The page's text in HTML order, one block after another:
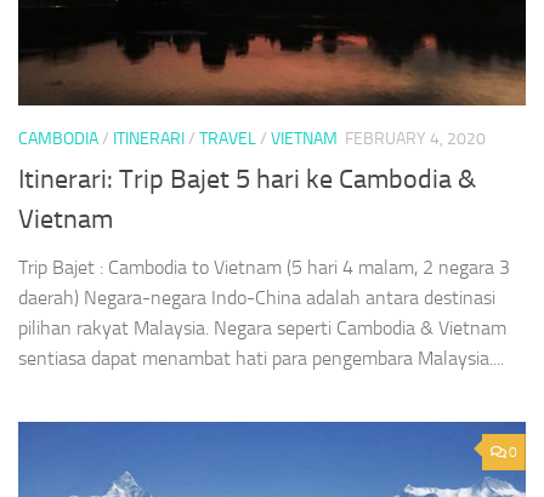
CAMBODIA/ ITINERARI/ TRAVEL/ VIETNAM FEBRUARY 4, 2020
Itinerari: Trip Bajet 5 hari ke Cambodia &
Vietnam
Trip Bajet : Cambodia to Vietnam (5 hari 4 malam, 2 negara 3
daerah) Negara-negara Indo-China adalah antara destinasi
pilihan rakyat Malaysia. Negara seperti Cambodia & Vietnam
sentiasa dapat menambat hati para pengembara Malaysia....
0